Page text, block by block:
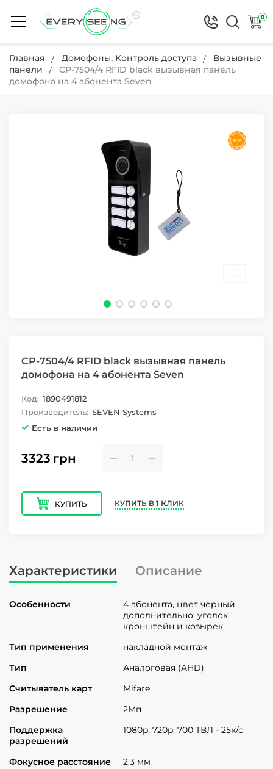
0
Главная Домофоны, Контроль доступа
Вызывные
панели
CP-7504/4 RFID black вызывная панель
домофона на 4 абонента Seven
CP-7504/4 RFID black вызывная панель
домофона на 4 абонента Seven
Код: 1890491812
Производитель: SEVEN Systems
Есть в наличии
3323 грн
КУПИТЬ КУПИТЬ В 1 КЛИК
Характеристики Описание
Особенности
4 абонента, цвет черный,
дополнительно: уголок,
кронштейн и козырек.
Тип применения
накладной монтаж
Тип
Аналоговая (AHD)
Считыватель карт
Mifare
Разрешение
2Мп
Поддержка
разрешений
1080p, 720p, 700 ТВЛ - 25к/с
Фокусное расстояние
2.3 мм